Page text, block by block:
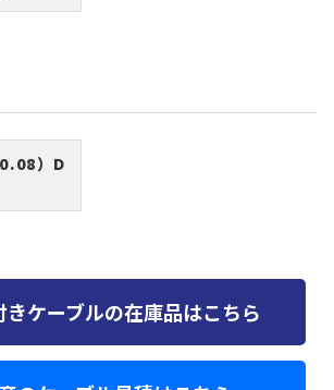
）D
きケーブルの在庫品はこちら